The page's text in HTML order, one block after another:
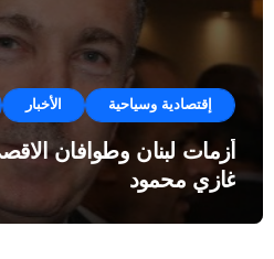
إقتصادية وسياحية الأخبار
أزمات لبنان وطوافان
غازي محمود